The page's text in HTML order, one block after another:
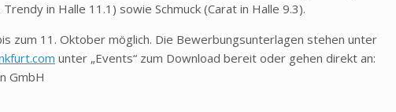
in Halle 11.1) sowie Schmuck (Carat in Halle 9.3).
zum 11. Oktober möglich. Die Bewerbungsunterlagen stehen unter
unter „Events“ zum Download bereit oder gehen direkt an:
GmbH